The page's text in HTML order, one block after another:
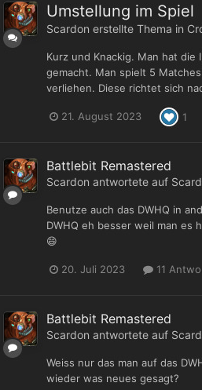
Umstellung im Spiel
Scardon erstellte Thema in
Kurz und Knackig. Man hat
gemacht. Man spielt 5
verliehen. Diese richtet sich
21. August 2023 1
Battlebit Remastered
Scardon antwortete auf
Benutze auch das DWHQ in
DWHQ eh besser weil man es
😄
20. Juli 2023 11
Battlebit Remastered
Scardon antwortete auf
Weiss nur das man auf das
wieder was neues gesagt?